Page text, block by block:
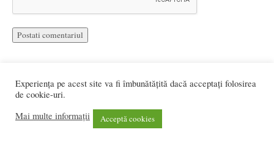
Web design si programare:UDRAM Software
Experiența pe acest site va fi îmbunătățită dacă acceptați folosirea
de cookie-uri.
Mai multe informații
Acceptă cookies